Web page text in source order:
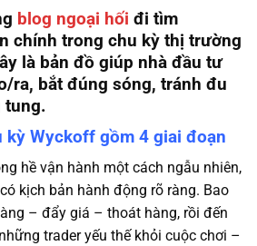
blog ngoại hối đi tìm
chính trong chu kỳ thị trường
là bản đồ giúp nhà đầu tư
ra, bắt đúng sóng, tránh đu
tung.
kỳ Wyckoff gồm 4 giai đoạn
hề vận hành một cách ngẫu nhiên,
kịch bản hành động rõ ràng. Bao
– đẩy giá – thoát hàng, rồi đến
trader yếu thế khỏi cuộc chơi –